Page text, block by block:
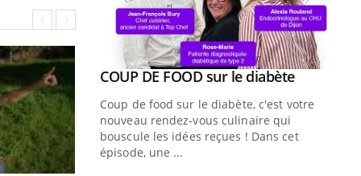
» pour
de bilan de
Youtube
COUP DE FOOD sur le diabèteYoutube
Coup de food sur le diabète, c'est votre
nouveau rendez-vous culinaire qui
bouscule les idées reçues ! Dans cet
épisode, une ...